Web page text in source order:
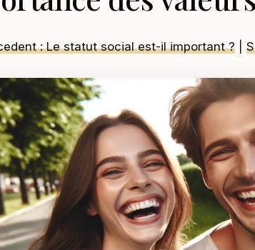
: Le statut social est-il important ?